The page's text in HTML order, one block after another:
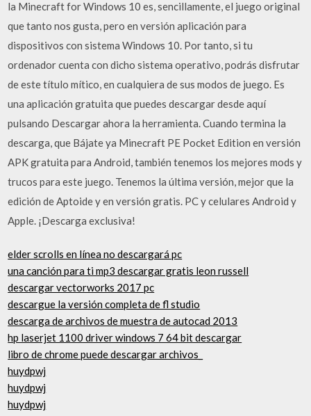
la Minecraft for Windows 10 es, sencillamente, el juego original
que tanto nos gusta, pero en versión aplicación para
dispositivos con sistema Windows 10. Por tanto, si tu
ordenador cuenta con dicho sistema operativo, podrás disfrutar
de este título mítico, en cualquiera de sus modos de juego. Es
una aplicación gratuita que puedes descargar desde aquí
pulsando Descargar ahora la herramienta. Cuando termina la
descarga, que Bájate ya Minecraft PE Pocket Edition en versión
APK gratuita para Android, también tenemos los mejores mods y
trucos para este juego. Tenemos la última versión, mejor que la
edición de Aptoide y en versión gratis. PC y celulares Android y
Apple. ¡Descarga exclusiva!
elder scrolls en línea no descargará pc
una canción para ti mp3 descargar gratis leon russell
descargar vectorworks 2017 pc
descargue la versión completa de fl studio
descarga de archivos de muestra de autocad 2013
hp laserjet 1100 driver windows 7 64 bit descargar
libro de chrome puede descargar archivos_
huydpwj
huydpwj
huydpwj